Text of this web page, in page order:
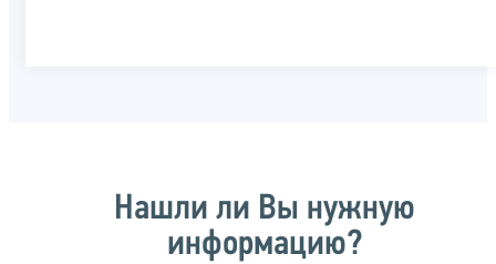
Нашли ли Вы нужную
информацию?